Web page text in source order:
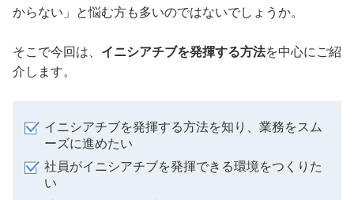
からない」と悩む方も多いのではないでしょうか。
そこで今回は、 イニシアチブを発揮する方法を中心にご紹
介します。
イニシアチブを発揮する方法を知り、業務をスム
ーズに進めたい
社員がイニシアチブを発揮できる環境をつくりた
い